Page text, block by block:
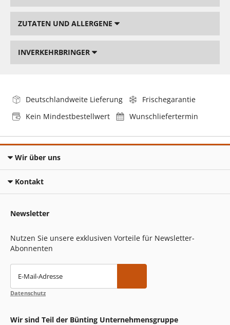
ZUTATEN UND ALLERGENE
INVERKEHRBRINGER
Deutschlandweite Lieferung
Frischegarantie
Kein Mindestbestellwert
Wunschliefertermin
Wir über uns
Kontakt
Newsletter
Nutzen Sie unsere exklusiven Vorteile für Newsletter-
Abonnenten
E-Mail-Adresse
Datenschutz
Wir sind Teil der Bünting Unternehmensgruppe